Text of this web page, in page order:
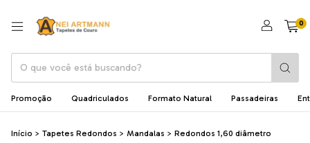
0
Promoção Quadriculados Formato Natural Passadeiras
Início > Tapetes Redondos > Mandalas > Redondos 1,60 diâmetro